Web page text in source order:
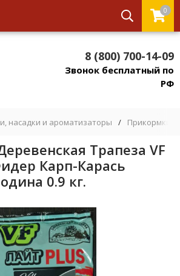
0
8 (800) 700-14-09
Звонок бесплатный по
РФ
насадки и ароматизаторы / Прикормки
Трапеза VF
Карп-Карась
0.9 кг.